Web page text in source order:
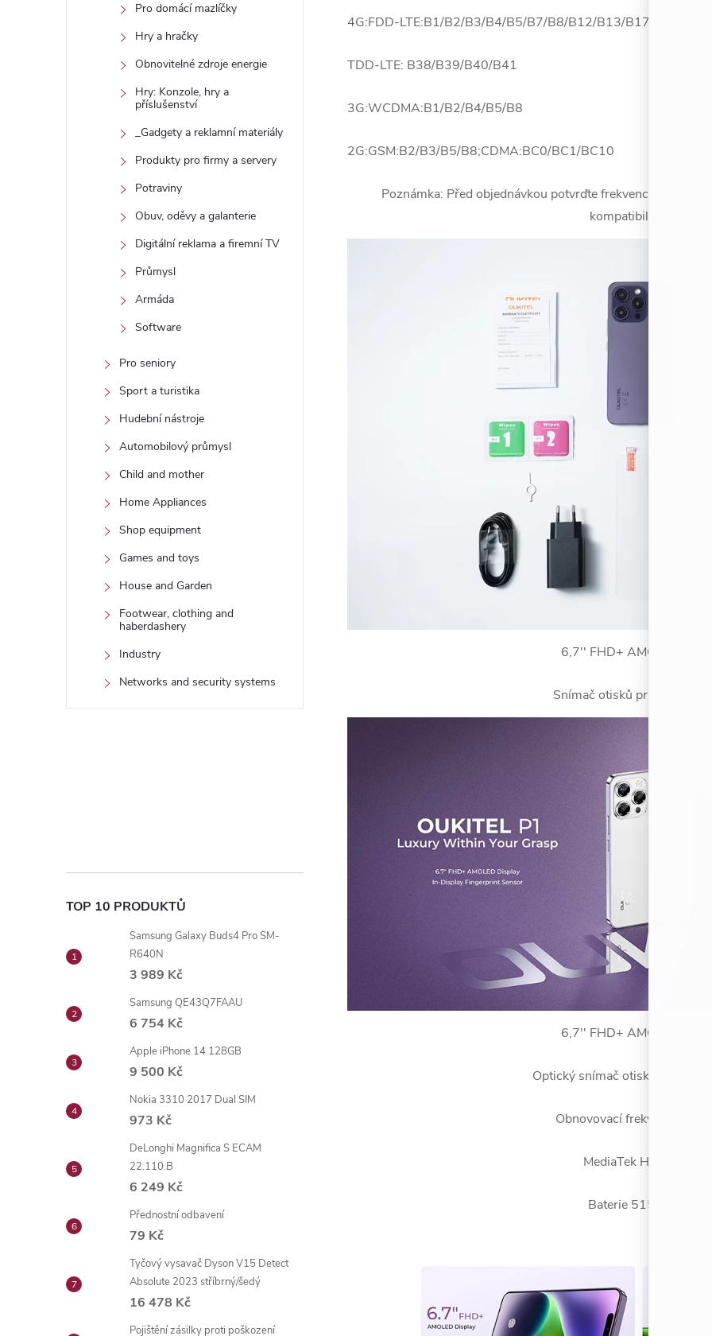
Pro domácí mazlíčky
Hry a hračky
Obnovitelné zdroje energie
Hry: Konzole, hry a
příslušenství
_Gadgety a reklamní materiály
Produkty pro firmy a servery
Potraviny
Obuv, oděvy a galanterie
Digitální reklama a firemní TV
Průmysl
Armáda
Software
Pro seniory
Sport a turistika
Hudební nástroje
Automobilový průmysl
Child and mother
Home Appliances
Shop equipment
Games and toys
House and Garden
Footwear, clothing and
haberdashery
Industry
Networks and security systems
TOP 10 PRODUKTŮ
Samsung Galaxy Buds4 Pro SM-
R640N
3 989 Kč
Samsung QE43Q7FAAU
6 754 Kč
Apple iPhone 14 128GB
9 500 Kč
Nokia 3310 2017 Dual SIM
973 Kč
DeLonghi Magnifica S ECAM
22.110.B
6 249 Kč
Přednostní odbavení
79 Kč
Tyčový vysavač Dyson V15 Detect
Absolute 2023 stříbrný/šedý
16 478 Kč
Pojištění zásilky proti poškození
4G:FDD-LTE:B1/B2/B3/B4/B5/B7/B8/B12/B13/B17/B18/
TDD-LTE: B38/B39/B40/B41
3G:WCDMA:B1/B2/B4/B5/B8
2G:GSM:B2/B3/B5/B8;CDMA:BC0/BC1/BC10
Poznámka: Před objednávkou potvrďte frekvenci sítě u
kompatibilita sítě!
6,7'' FHD+ AMOLED displej
Snímač otisků prstů na
6,7'' FHD+ AMOLED displej
Optický snímač otisků prstů na
Obnovovací frekvence 120
MediaTek Helio G99
Baterie 5150mAh